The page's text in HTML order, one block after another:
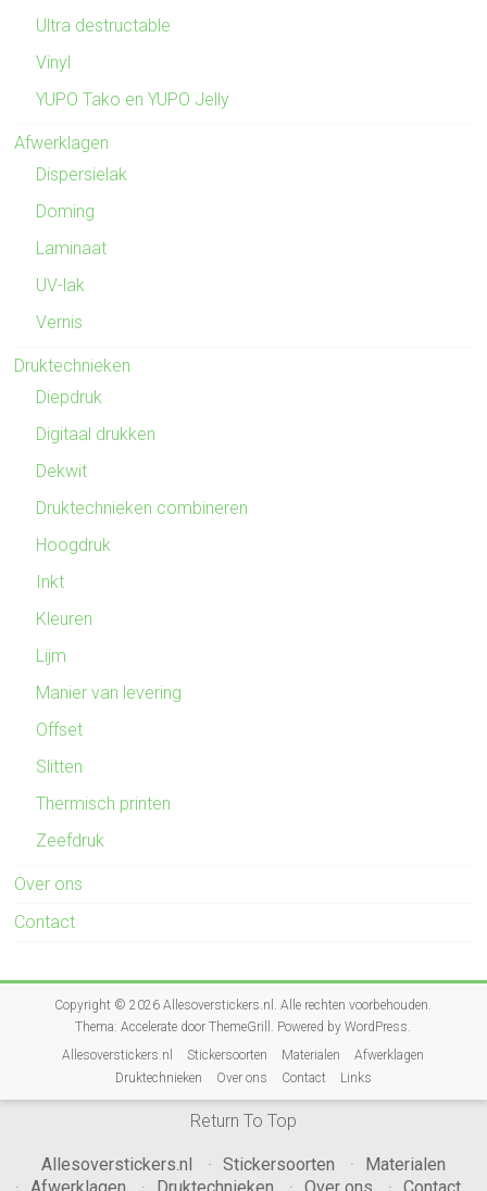
Ultra destructable
Vinyl
YUPO Tako en YUPO Jelly
Afwerklagen
Dispersielak
Doming
Laminaat
UV-lak
Vernis
Druktechnieken
Diepdruk
Digitaal drukken
Dekwit
Druktechnieken combineren
Hoogdruk
Inkt
Kleuren
Lijm
Manier van levering
Offset
Slitten
Thermisch printen
Zeefdruk
Over ons
Contact
Copyright © 2026Allesoverstickers.nl
. Alle rechten voorbehouden.
Thema:Accelerate door ThemeGrill. Powered byWordPress
Allesoverstickers.nl
Stickersoorten Materialen
Afwerklagen
Druktechnieken
Over ons Contact Links
Return To Top
Allesoverstickers.nl Stickersoorten
Materialen